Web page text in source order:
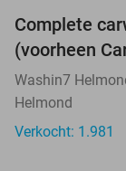
Complete
(voorheen
Washin7
Helmond
Verkocht: 1.981